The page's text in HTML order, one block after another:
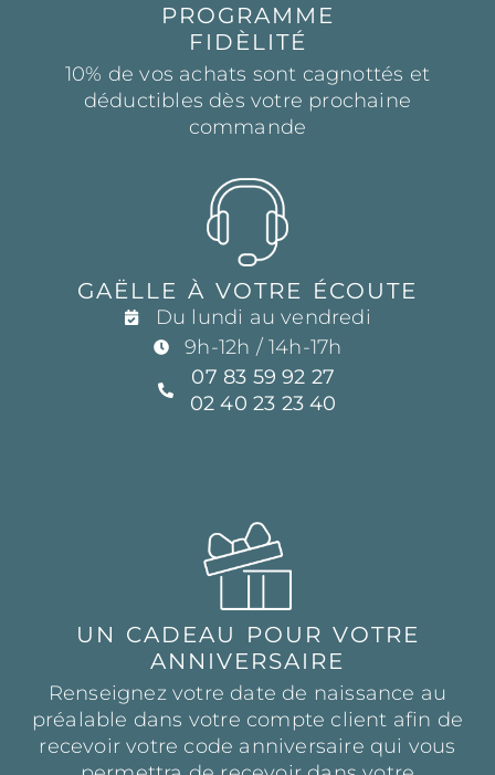
PROGRAMME
FIDÈLITÉ
10% de vos achats sont cagnottés et
déductibles dès votre prochaine
commande
GAËLLE À VOTRE ÉCOUTE
Du lundi au vendredi
9h-12h / 14h-17h
07 83 59 92 27
02 40 23 23 40
UN CADEAU POUR VOTRE
ANNIVERSAIRE
Renseignez votre date de naissance au
préalable dans votre compte client afin de
recevoir votre code anniversaire qui vous